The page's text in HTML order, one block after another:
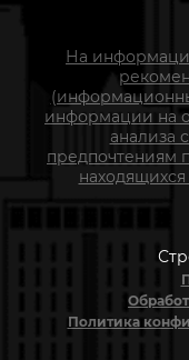
На
информации на
анализа
предпочтениям
Политика